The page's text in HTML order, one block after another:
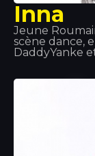
Inna
Jeune
scène dance,
DaddyYanke
DéjàVu » ou «
grands
Tropocs,
l'écouter et